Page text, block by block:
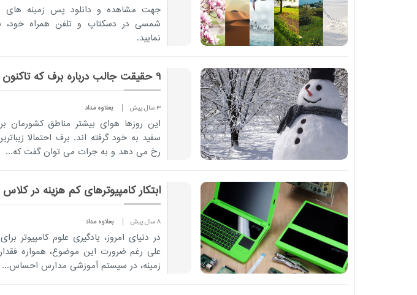
جهت مشاهده و دانلود پس زمینه های
شمسی در دسکتاپ و تلفن همراه خود،
نمایید.
9 حقیقت جالب درباره برف که تاکنون نمی دانستید
3 سال پیش بعلاوه مداد
این روزها هوای بیشتر مناطق
سفید به خود گرفته اند. برف احتمالا
رخ می دهد و به جرات می توان گفت که...
ابتکار کامپیوترهای کم هزینه در
8 سال پیش بعلاوه مداد
در دنیای امروز، یادگیری علوم کامپیوتر
علی رغم ضرورت این موضوع، همواره
زمینه، در سیستم آموزشی مدارس احساس...